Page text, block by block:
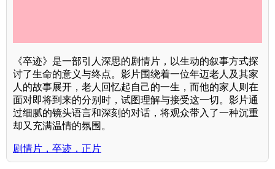
《卒迹》是一部引人深思的剧情片，以生动的叙事方式探
讨了生命的意义与终点。影片围绕着一位年迈老人及其家
人的故事展开，老人回忆起自己的一生，而他的家人则在
面对即将到来的分别时，试图理解与接受这一切。影片通
过细腻的镜头语言和深刻的对话，将观众带入了一种沉重
却又充满温情的氛围。
剧情片，卒迹，正片